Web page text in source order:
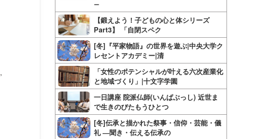
,
ー
【鍛えよう！子どもの心と体シリーズ
Part3】 「自閉スペク
[冬]『平家物語』の世界を遊ぶ|中央大学ク
レセントアカデミー|清
「女性のポテンシャルが叶える六次産業化
と地域づくり」|十文字学園
一日講座 院派仏師(いんぱぶっし) 近世ま
で生きのびたもうひとつ
[冬]伝承と描かれた祭事・信仰・芸能・儀
礼 ―聞き・伝える伝承の